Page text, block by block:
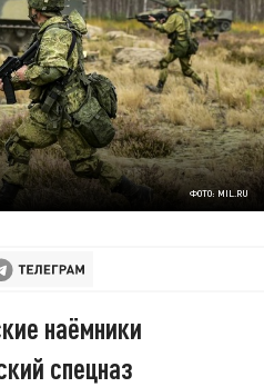
ФОТО: MIL.RU
наёмники
спецназ